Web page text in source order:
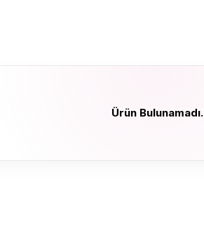
Ürün Bulunamadı.